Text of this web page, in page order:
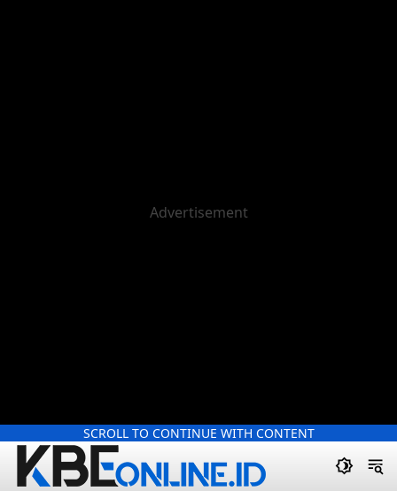
SCROLL TO CONTINUE WITH CONTENT